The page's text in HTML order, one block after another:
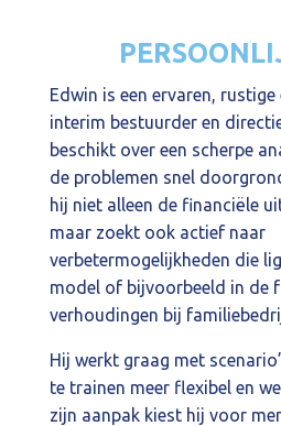
Edwin is een ervaren,
interim bestuurder en
beschikt over een scherpe
de problemen snel
hij niet alleen de financiële
maar zoekt ook actief naar
verbetermogelijkheden die
model of bijvoorbeeld in de
verhoudingen bij
Hij werkt graag met
te trainen meer flexibel en
zijn aanpak kiest hij voor